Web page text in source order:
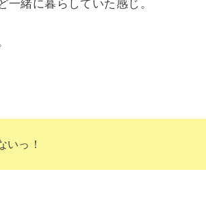
緒に暮らしていた感じ。
いっ！